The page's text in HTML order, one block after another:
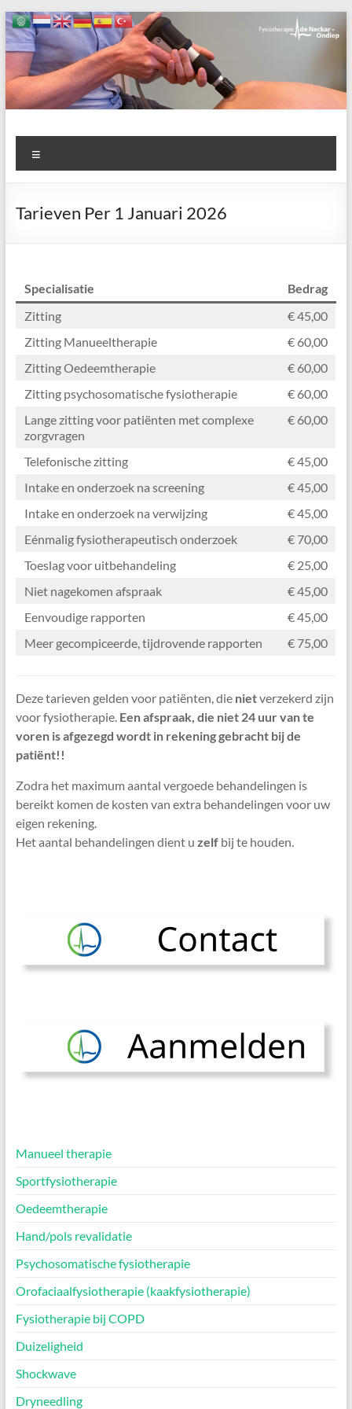
Ga
naar
de
inhoud
Fysiotherapie
de
Neckar-
de
grootste
fysiotherapie
in
de
omgeving
Utrecht
Tarieven Per 1 Januari 2026
Specialisatie
Bedrag
Zitting
€ 45,00
Zitting Manueeltherapie
€ 60,00
Zitting Oedeemtherapie
€ 60,00
Zitting psychosomatische fysiotherapie
€ 60,00
Lange zitting voor patiënten met complexe
zorgvragen
€ 60,00
Telefonische zitting
€ 45,00
Intake en onderzoek na screening
€ 45,00
Intake en onderzoek na verwijzing
€ 45,00
Eénmalig fysiotherapeutisch onderzoek
€ 70,00
Toeslag voor uitbehandeling
€ 25,00
Niet nagekomen afspraak
€ 45,00
Eenvoudige rapporten
€ 45,00
Meer gecompiceerde, tijdrovende rapporten
€ 75,00
Deze tarieven gelden voor patiënten, die nietverzekerd zijn
voor fysiotherapie. Een afspraak, die niet 24 uur van te
voren is afgezegd wordt in rekening gebracht bij de
patiënt!!
Zodra het maximum aantal vergoede behandelingen is
bereikt komen de kosten van extra behandelingen voor uw
eigen rekening.
Het aantal behandelingen dient u zelfbij te houden.
Manueel therapie
Sportfysiotherapie
Oedeemtherapie
Hand/pols revalidatie
Psychosomatische fysiotherapie
Orofaciaalfysiotherapie (kaakfysiotherapie)
Fysiotherapie bij COPD
Duizeligheid
Shockwave
Dryneedling